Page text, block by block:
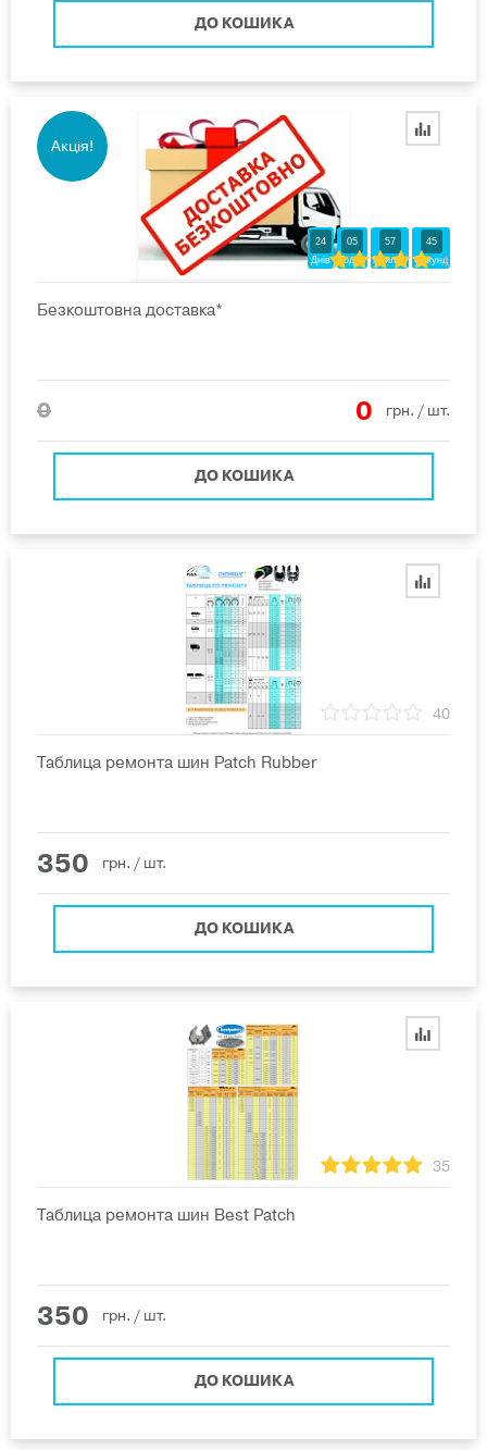
ДО КОШИКА
Акція!
24
Днів
05
Годин
57
Хвилин
44
Секунд1
Безкоштовна доставка*
0 0 грн. / шт.
ДО КОШИКА
40
Таблица ремонта шин Patch Rubber
350 грн. / шт.
ДО КОШИКА
35
Таблица ремонта шин Best Patch
350 грн. / шт.
ДО КОШИКА